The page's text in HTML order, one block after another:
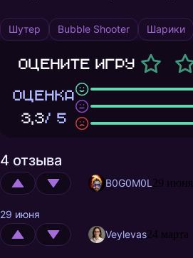
Шутер Bubble Shooter Шарики
Оцените игру
ОЦЕНКА
3,3/ 5
4 отзыва
B0G0M0L 29 июня
29 июня
Veylevas24 марта